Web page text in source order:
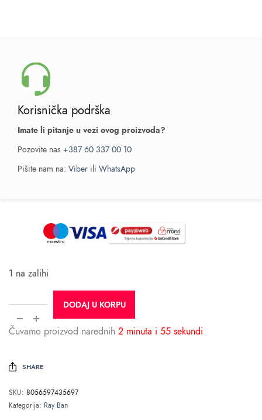
Korisnička podrška
Imate li pitanje u vezi ovog proizvoda?
Pozovite nas +387 60 337 00 10
Pišite nam na:Viber iliWhatsApp
1 na zalihi
DODAJ U KORPU
Čuvamo proizvod narednih 2 minuta i 55 sekundi
SHARE
SKU: 8056597435697
Kategorija: Ray Ban